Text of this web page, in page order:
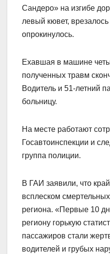
Сандеро» на изгибе
левый кювет,
опрокинулось.
Ехавшая в машине
полученных травм
Водитель и 51-летний
больницу.
На месте работают
Госавтоинспекции и
группа полиции.
В ГАИ заявили, что
всплеском
региона. «Первые 10
региону горькую
пассажиров стали
водителей и грубых